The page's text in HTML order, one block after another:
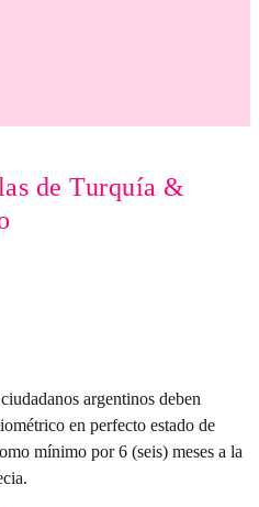
de Turquía &
argentinos deben
en perfecto estado de
mínimo por 6 (seis) meses a la